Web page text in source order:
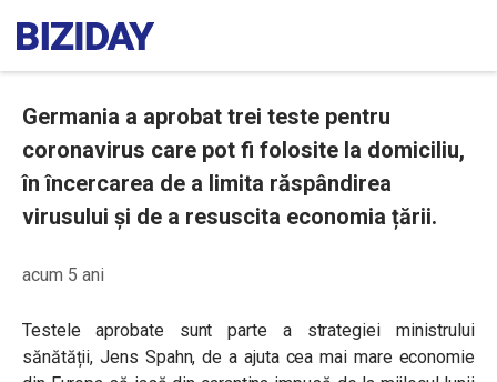
Germania a aprobat trei teste pentru
coronavirus care pot fi folosite la domiciliu,
în încercarea de a limita răspândirea
virusului și de a resuscita economia țării.
acum 5 ani
Testele aprobate sunt parte a strategiei ministrului
sănătății, Jens Spahn, de a ajuta cea mai mare economie